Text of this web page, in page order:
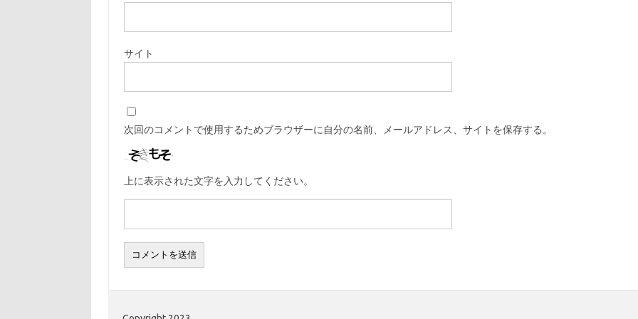
サイト
次回のコメントで使用するためブラウザーに自分の名前、メールアドレス、サイトを保存する。
上に表示された文字を入力してください。